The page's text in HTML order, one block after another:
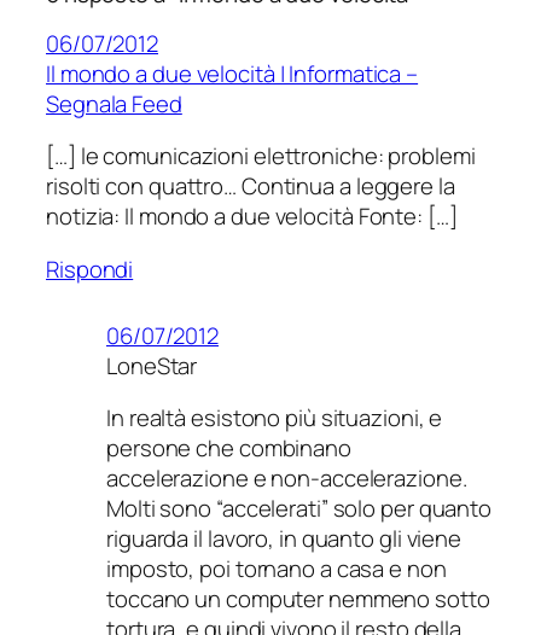
06/07/2012
Il mondo a due velocità | Informatica –
Segnala Feed
[…] le comunicazioni elettroniche: problemi
risolti con quattro… Continua a leggere la
notizia: Il mondo a due velocità Fonte: […]
Rispondi
06/07/2012
LoneStar
In realtà esistono più situazioni, e
persone che combinano
accelerazione e non-accelerazione.
Molti sono “accelerati” solo per quanto
riguarda il lavoro, in quanto gli viene
imposto, poi tornano a casa e non
toccano un computer nemmeno sotto